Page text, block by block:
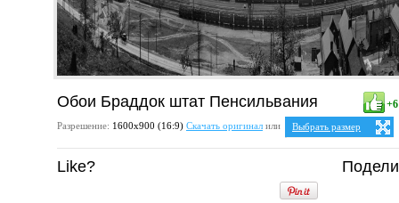
Обои Браддок штат Пенсильвания +6
Разрешение: 1600х900 (16:9) Скачать оригиналили
Выбрать размер
Ваше разрешение:Не
1280x1024
1600x1280
4:3
Like?